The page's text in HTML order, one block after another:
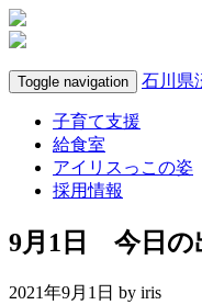
Toggle navigation 石川県
子育て支援
給食室
アイリスっこの姿
採用情報
9月1日 今日の
2021年9月1日 by iris